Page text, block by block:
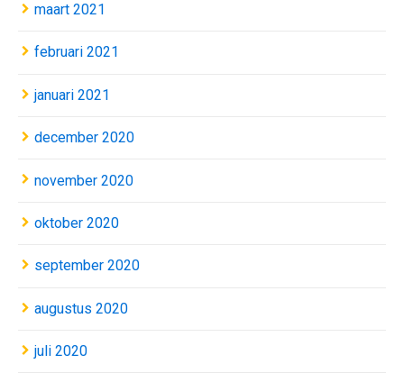
maart 2021
februari 2021
januari 2021
december 2020
november 2020
oktober 2020
september 2020
augustus 2020
juli 2020